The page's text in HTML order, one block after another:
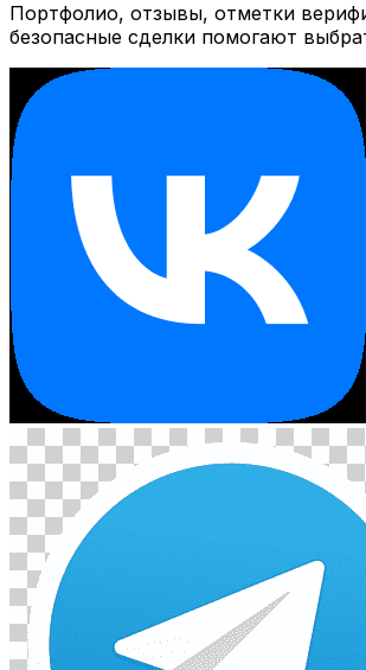
Портфолио, отзывы, отметки
безопасные сделки помогают